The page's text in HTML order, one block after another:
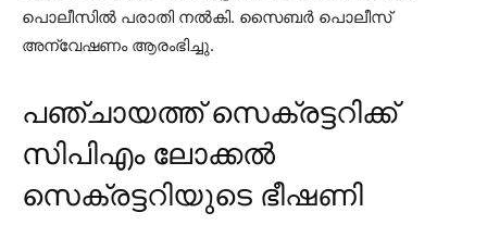
പൊലീസില്‍ പരാതി നല്‍കി. സൈബര്‍ പൊലീസ്
അന്വേഷണം ആരംഭിച്ചു.
പഞ്ചായത്ത് സെക്രട്ടറിക്ക്
സിപിഎം ലോക്കൽ
സെക്രട്ടറിയുടെ ഭീഷണി